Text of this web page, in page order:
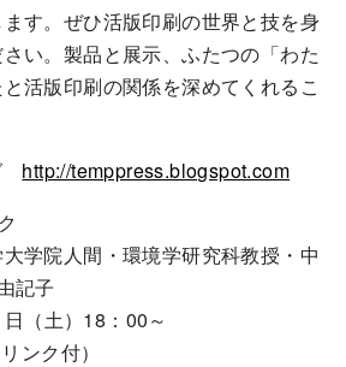
す。ぜひ活版印刷の世界と技を身
い。製品と展示、ふたつの「わた
活版印刷の関係を深めてくれるこ
http://temppress.blogspot.com
学院人間・環境学研究科教授・中
記子
（土）18：00～
ンク付）